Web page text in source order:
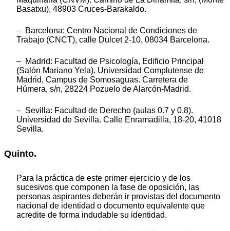
Basatxu), 48903 Cruces-Barakaldo.
– Barcelona: Centro Nacional de Condiciones de
Trabajo (CNCT), calle Dulcet 2-10, 08034 Barcelona.
– Madrid: Facultad de Psicología, Edificio Principal
(Salón Mariano Yela). Universidad Complutense de
Madrid, Campus de Somosaguas. Carretera de
Húmera, s/n, 28224 Pozuelo de Alarcón-Madrid.
– Sevilla: Facultad de Derecho (aulas 0.7 y 0.8).
Universidad de Sevilla. Calle Enramadilla, 18-20, 41018
Sevilla.
Quinto.
Para la práctica de este primer ejercicio y de los
sucesivos que componen la fase de oposición, las
personas aspirantes deberán ir provistas del documento
nacional de identidad o documento equivalente que
acredite de forma indudable su identidad.